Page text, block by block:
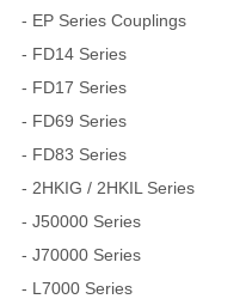
- EP Series Couplings
- FD14 Series
- FD17 Series
- FD69 Series
- FD83 Series
- 2HKIG / 2HKIL Series
- J50000 Series
- J70000 Series
- L7000 Series